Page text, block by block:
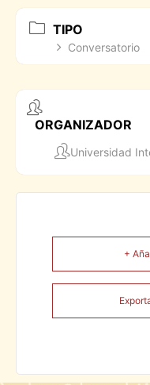
TIPO
Conversatorio
ORGANIZADOR
Universidad
+